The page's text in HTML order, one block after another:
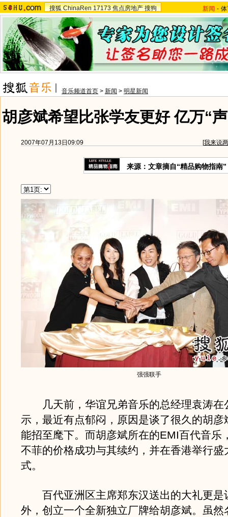
搜狐 ChinaRen 17173 焦点房地产 搜狗 新闻 -
音乐频道首页 > 新闻 > 明星新闻
胡彦斌希望比张学友更好 亿万“
2007年07月13日09:09 [我来说
来源：文章摘自“精品购物指南”
强强联手
几天前，华谊兄弟音乐的总经理袁涛在
示，最近有点郁闷，原因是谈了很久的胡彦
能招至麾下。而胡彦斌所在的EMI百代音乐
不菲的价格成功与其续约，并在香港举行盛
式。
百代亚洲区主席郑东汉送出的大礼更是
外，创立一个全新独立厂牌给胡彦斌。虽然